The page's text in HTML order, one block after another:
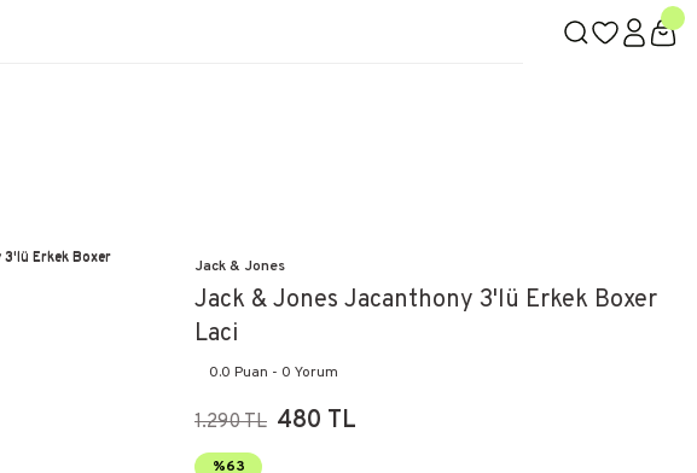
Jack & Jones
Jack & Jones Jacanthony 3'lü Erkek Boxer
Laci
0.0 Puan - 0 Yorum
1.290 TL 480 TL
%63